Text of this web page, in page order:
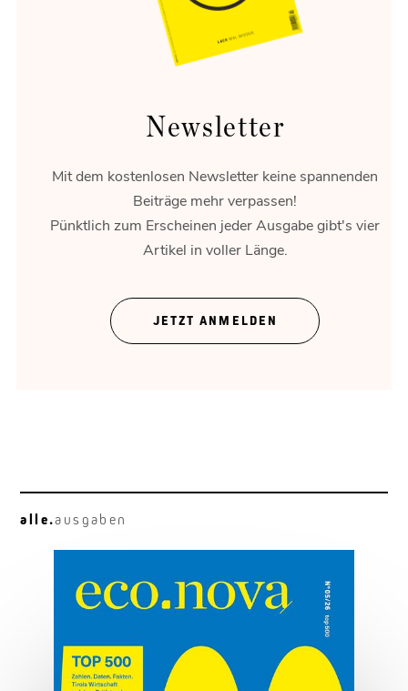
Unternehmen brauchen Raum.
Neugier vor Genialität
Newsletter
Mit dem kostenlosen Newsletter keine spannenden
Beiträge mehr verpassen!
Pünktlich zum Erscheinen jeder Ausgabe gibt's vier
Artikel in voller Länge.
JETZT ANMELDEN
alle.ausgaben